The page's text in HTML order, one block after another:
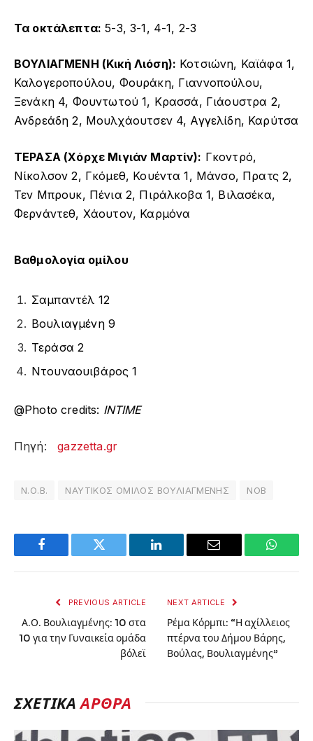
Τα οκτάλεπτα: 5-3, 3-1, 4-1, 2-3
ΒΟΥΛΙΑΓΜΕΝΗ (Κική Λιόση): Κοτσιώνη, Καϊάφα 1,
Καλογεροπούλου, Φουράκη, Γιαννοπούλου,
Ξενάκη 4, Φουντωτού 1, Κρασσά, Γιάουστρα 2,
Ανδρεάδη 2, Μουλχάουτσεν 4, Αγγελίδη, Καρύτσα
ΤΕΡΑΣΑ (Χόρχε Μιγιάν Μαρτίν): Γκοντρό,
Νίκολσον 2, Γκόμεθ, Κουέντα 1, Μάνσο, Πρατς 2,
Τεν Μπρουκ, Πένια 2, Πιράλκοβα 1, Βιλασέκα,
Φερνάντεθ, Χάουτον, Καρμόνα
Βαθμολογία ομίλου
Σαμπαντέλ 12
Βουλιαγμένη 9
Τεράσα 2
Ντουναουιβάρος 1
@Photo credits: INTIME
Πηγή:gazzetta.gr
Ν.Ο.Β. ΝΑΥΤΙΚΟΣ ΟΜΙΛΟΣ ΒΟΥΛΙΑΓΜΕΝΗΣ ΝΟΒ
Facebook Twitter LinkedIn Email
PREVIOUS ARTICLE
Α.Ο. Βουλιαγμένης: 10 στα
10 για την Γυναικεία ομάδα
βόλεϊ
NEXT ARTICLE
Ρέμα Κόρμπι: “Η αχίλλειος
πτέρνα του Δήμου Βάρης,
Βούλας, Βουλιαγμένης”
ΣΧΕΤΙΚΑΑΡΘΡΑ